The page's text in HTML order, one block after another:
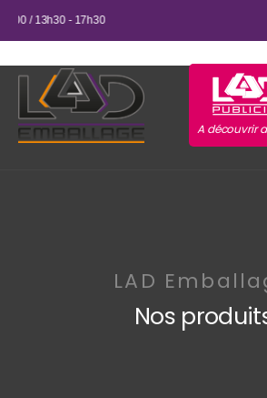
/ 13h30 - 17h30
A découvrir
LAD
Nos